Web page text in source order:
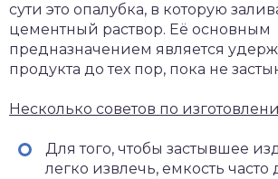
сути это опалубка, в которую
цементный раствор. Её основным
предназначением является
продукта до тех пор, пока не
Несколько советов по
Для того, чтобы застывшее
легко извлечь, емкость часто